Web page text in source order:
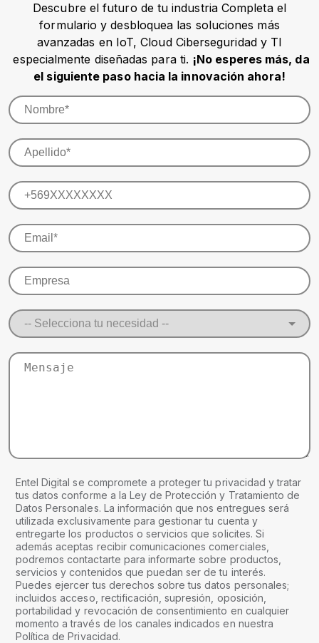
Descubre el futuro de tu industria Completa el
formulario y desbloquea las soluciones más
avanzadas en IoT, Cloud Ciberseguridad y TI
especialmente diseñadas para ti. ¡No esperes más, da
el siguiente paso hacia la innovación ahora!
Entel Digital se compromete a proteger tu privacidad y tratar
tus datos conforme a la Ley de Protección y Tratamiento de
Datos Personales. La información que nos entregues será
utilizada exclusivamente para gestionar tu cuenta y
entregarte los productos o servicios que solicites. Si
además aceptas recibir comunicaciones comerciales,
podremos contactarte para informarte sobre productos,
servicios y contenidos que puedan ser de tu interés.
Puedes ejercer tus derechos sobre tus datos personales;
incluidos acceso, rectificación, supresión, oposición,
portabilidad y revocación de consentimiento en cualquier
momento a través de los canales indicados en nuestra
Política de Privacidad.